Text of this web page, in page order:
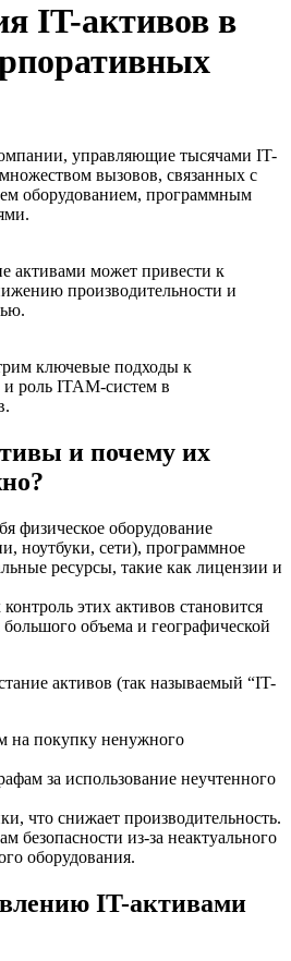
IT-активов в
управляющие тысячами IT-
вызовов, связанных с
оборудованием, программным
активами может привести к
производительности и
ключевые подходы к
роль ITAM-систем в
и почему их
физическое оборудование
ноутбуки, сети), программное
ресурсы, такие как лицензии и
этих активов становится
объема и географической
активов (так называемый “IT-
на покупку ненужного
за использование неучтенного
что снижает производительность.
из-за неактуального
оборудования.
IT-активами